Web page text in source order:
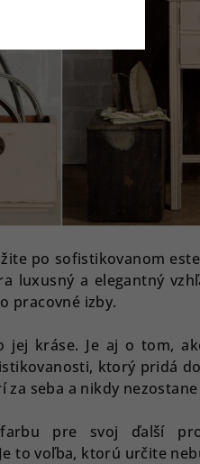
po sofistikovanom
luxusný a elegantný
pracovné izby.
jej kráse. Je aj o tom,
ktorý pridá
za seba a nikdy
farbu pre svoj ďalší
to voľba, ktorú určite